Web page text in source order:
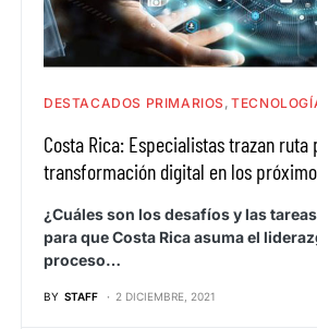
DESTACADOS PRIMARIOS
Costa Rica: Especialistas trazan ruta
transformación digital en los
¿Cuáles son los desafíos y las
para que Costa Rica asuma el
proceso…
BY STAFF 2 DICIEMBRE, 2021